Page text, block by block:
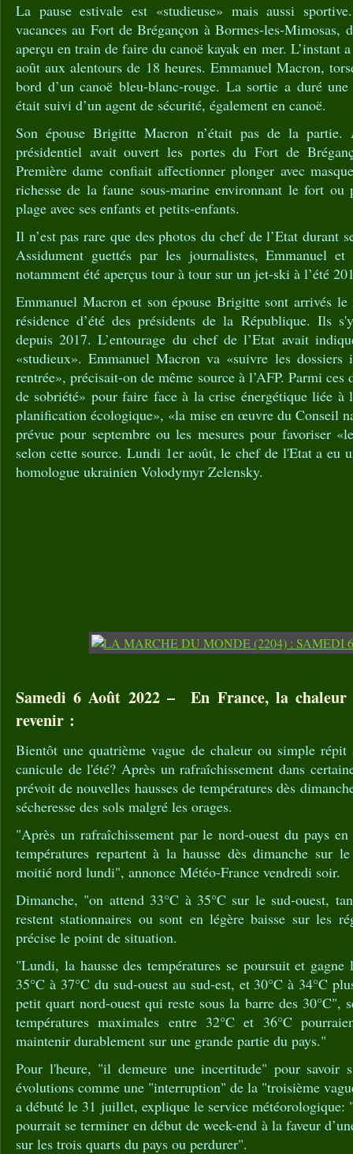
La pause estivale est «studieuse» mais aussi
vacances au Fort de Brégançon à Bormes-les-Mimosas,
aperçu en train de faire du canoë kayak en mer. L’instant
août aux alentours de 18 heures. Emmanuel Macron,
bord d’un canoë bleu-blanc-rouge. La sortie a duré
était suivi d’un agent de sécurité, également en canoë.
Son épouse Brigitte Macron n’était pas de la
présidentiel avait ouvert les portes du Fort de
Première dame confiait affectionner plonger avec
richesse de la faune sous-marine environnant le fort ou
plage avec ses enfants et petits-enfants.
Il n’est pas rare que des photos du chef de l’Etat durant
Assidument guettés par les journalistes, Emmanuel
notamment été aperçus tour à tour sur un jet-ski à l’été
Emmanuel Macron et son épouse Brigitte sont arrivés
résidence d’été des présidents de la République. Ils
depuis 2017. L’entourage du chef de l’Etat avait
«studieux». Emmanuel Macron va «suivre les dossiers
rentrée», précisait-on de même source à l’AFP. Parmi
de sobriété» pour faire face à la crise énergétique liée à
planification écologique», «la mise en œuvre du Conseil
prévue pour septembre ou les mesures pour favoriser
selon cette source. Lundi 1er août, le chef de l'Etat a eu
homologue ukrainien Volodymyr Zelensky.
Samedi 6 Août 2022 – En France, la chaleur
revenir :
Bientôt une quatrième vague de chaleur ou simple
canicule de l'été? Après un rafraîchissement dans
prévoit de nouvelles hausses de températures dès
sécheresse des sols malgré les orages.
"Après un rafraîchissement par le nord-ouest du pays
températures repartent à la hausse dès dimanche sur
moitié nord lundi", annonce Météo-France vendredi soir.
Dimanche, "on attend 33°C à 35°C sur le sud-ouest,
restent stationnaires ou sont en légère baisse sur les
précise le point de situation.
"Lundi, la hausse des températures se poursuit et
35°C à 37°C du sud-ouest au sud-est, et 30°C à 34°C
petit quart nord-ouest qui reste sous la barre des 30°C",
températures maximales entre 32°C et 36°C
maintenir durablement sur une grande partie du pays."
Pour l'heure, "il demeure une incertitude" pour savoir
évolutions comme une "interruption" de la "troisième
a débuté le 31 juillet, explique le service météorologique:
pourrait se terminer en début de week-end à la faveur
sur les trois quarts du pays ou perdurer".